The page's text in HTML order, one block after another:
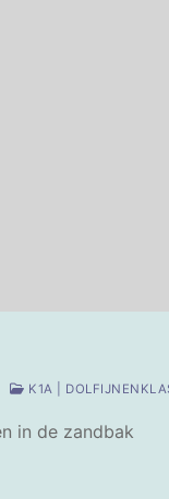
K1A |
in de zandbak